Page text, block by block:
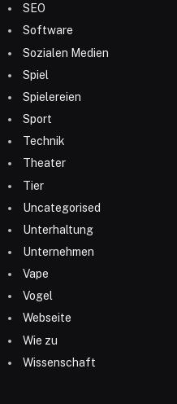
SEO
Software
Sozialen Medien
Spiel
Spielereien
Sport
Technik
Theater
Tier
Uncategorised
Unterhaltung
Unternehmen
Vape
Vogel
Webseite
Wie zu
Wissenschaft